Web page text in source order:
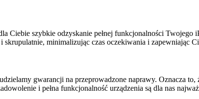
Ciebie szybkie odzyskanie pełnej funkcjonalności Twojego
minimalizując czas oczekiwania i zapewniając
gwarancji na przeprowadzone naprawy. Oznacza
i pełna funkcjonalność urządzenia są dla nas